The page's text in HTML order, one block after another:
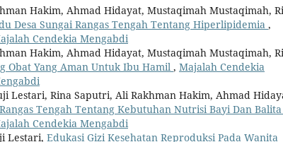
Hakim, Ahmad Hidayat, Mustaqimah Mustaqimah,
Desa Sungai Rangas Tengah Tentang Hiperlipidemia ,
Cendekia Mengabdi
Hakim, Ahmad Hidayat, Mustaqimah Mustaqimah,
Obat Yang Aman Untuk Ibu Hamil , Majalah Cendekia
Lestari, Rina Saputri, Ali Rakhman Hakim, Ahmad
Tengah Tentang Kebutuhan Nutrisi Bayi Dan
Cendekia Mengabdi
Lestari, Edukasi Gizi Kesehatan Reproduksi Pada Wanita